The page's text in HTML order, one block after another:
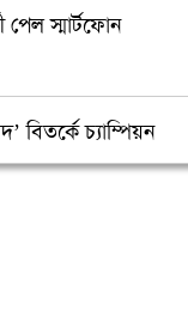
পেল স্মার্টফোন
বিতর্কে চ্যাম্পিয়ন